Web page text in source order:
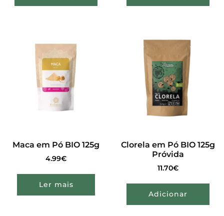
Maca em Pó BIO 125g
4.99€
Ler mais
Clorela em Pó BIO 125g
Próvida
11.70€
Adicionar